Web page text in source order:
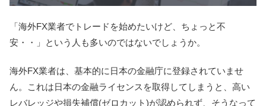
「海外FX業者でトレードを始めたいけど、ちょっと不
安・・」という人も多いのではないでしょうか。
海外FX業者は、基本的に日本の金融庁に登録されていませ
ん。これは日本の金融ライセンスを取得してしまうと、高い
レバレッジや損失補償(ゼロカット)が認められず、そうなって